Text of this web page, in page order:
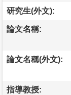
研究生(外文):
論文名稱:
論文名稱(外文):
指導教授: